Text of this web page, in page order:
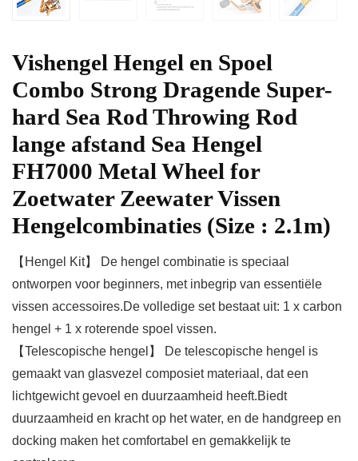
Vishengel Hengel en Spoel
Combo Strong Dragende Super-
hard Sea Rod Throwing Rod
lange afstand Sea Hengel
FH7000 Metal Wheel for
Zoetwater Zeewater Vissen
Hengelcombinaties (Size : 2.1m)
【Hengel Kit】 De hengel combinatie is speciaal
ontworpen voor beginners, met inbegrip van essentiële
vissen accessoires.De volledige set bestaat uit: 1 x carbon
hengel + 1 x roterende spoel vissen.
【Telescopische hengel】 De telescopische hengel is
gemaakt van glasvezel composiet materiaal, dat een
lichtgewicht gevoel en duurzaamheid heeft.Biedt
duurzaamheid en kracht op het water, en de handgreep en
docking maken het comfortabel en gemakkelijk te